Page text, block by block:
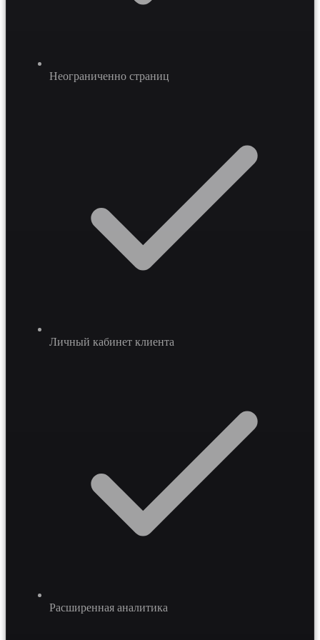
Неограниченно страниц
Личный кабинет клиента
Расширенная аналитика